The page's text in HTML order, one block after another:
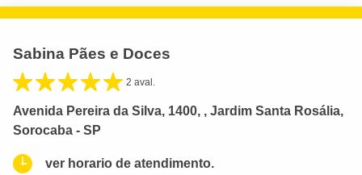
Sabina Pães e Doces
2 aval.
Avenida Pereira da Silva, 1400, , Jardim Santa Rosália,
Sorocaba - SP
ver horario de atendimento.